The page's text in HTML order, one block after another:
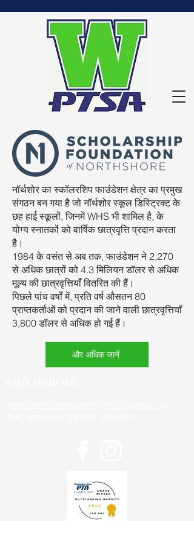
नॉर्थशोर का स्कॉलरशिप फाउंडेशन क्षेत्र का प्रमुख
संगठन बन गया है जो नॉर्थशोर स्कूल डिस्ट्रिक्ट के
छह हाई स्कूलों, जिनमें WHS भी शामिल है, के
योग्य स्नातकों को वार्षिक छात्रवृत्ति प्रदान करता
है।
1984 के वसंत से अब तक, फाउंडेशन ने 2,270
से अधिक छात्रों को 4.3 मिलियन डॉलर से अधिक
मूल्य की छात्रवृत्तियाँ वितरित की हैं।
पिछले पांच वर्षों में, प्रति वर्ष औसतन 80
प्राप्तकर्ताओं को प्रदान की जाने वाली छात्रवृत्तियाँ
3,800 डॉलर से अधिक हो गई हैं।
और अधिक जानें